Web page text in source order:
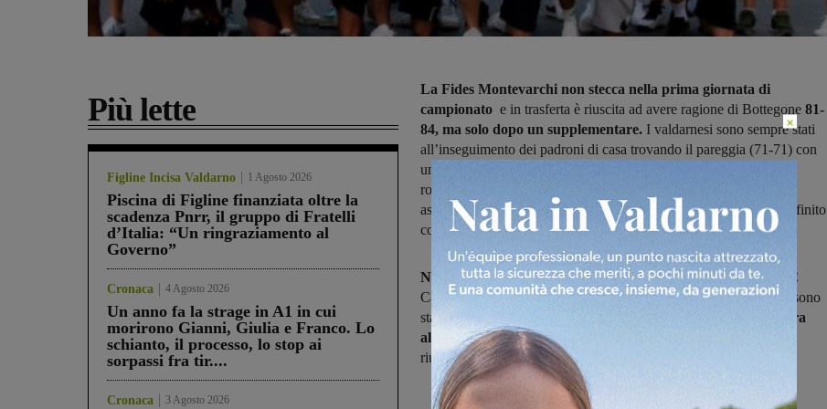
Più lette
Figline Incisa Valdarno 1 Agosto 2026
Piscina di Figline finanziata oltre la
scadenza Pnrr, il gruppo di Fratelli
d’Italia: “Un ringraziamento al
Governo”
Cronaca 4 Agosto 2026
Un anno fa la strage in A1 in cui
morirono Gianni, Giulia e Franco. Lo
schianto, il processo, lo stop ai
sorpassi fra tir....
Cronaca 3 Agosto 2026
La Fides Montevarchi non stecca nella prima giornata di
campionato e in trasferta è riuscita ad avere ragione di Bottegone 81-
84, ma solo dopo un supplementare. I valdarnesi sono sempre stati
all’inseguimento dei padroni di casa trovando il pareggia (71-71) con
una
rotazioni a disposizione di coach Paludi hanno fatto la differenza
assieme a un grande freddezza dalla lunetta, in un supplementare finito
col parziale di 10-13 e solo un canestro dal campo.
Niente da fare invece per la Synergy,che sul parquet del CMC
Carrara si èarresa 71-50.Soltanto nel primo quarto i valdarnesi sono
stati in partita (21-19 il parziale), lo svantaggio era
in doppia cifra
all’intervallo lungo(39-29), coi valdarnesi che non sono poi mai
riusciti a rifarsi sotto.
×